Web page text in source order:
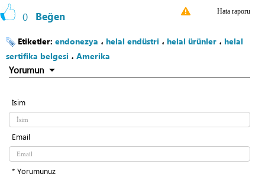
0 Beğen Hata raporu
Etiketler: endonezya ، helal endüstri ، helal ürünler ، helal
sertifika belgesi ، Amerika
Yorumun
İsim
Email
* Yorumunuz